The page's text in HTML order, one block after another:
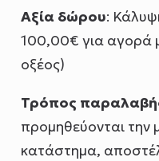
Αξία δώρου:
100,00€ για αγορά
οξέος)
Τρόπος
προμηθεύονται
κατάστημα,